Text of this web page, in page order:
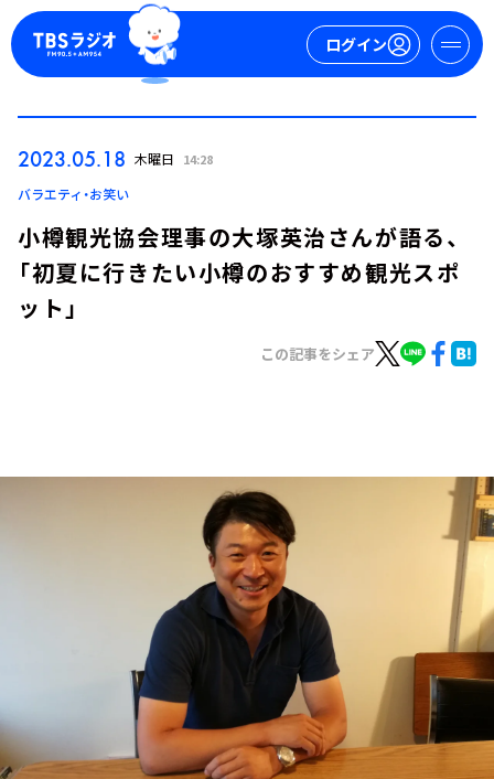
ログイン
ログイン
TBS Podcast
イベント・グッズ
2023.05.18 木曜日 14:28
バラエティ・お笑い
小樽観光協会理事の大塚英治さんが語る、
「初夏に行きたい小樽のおすすめ観光スポ
ット」
この記事をシェア